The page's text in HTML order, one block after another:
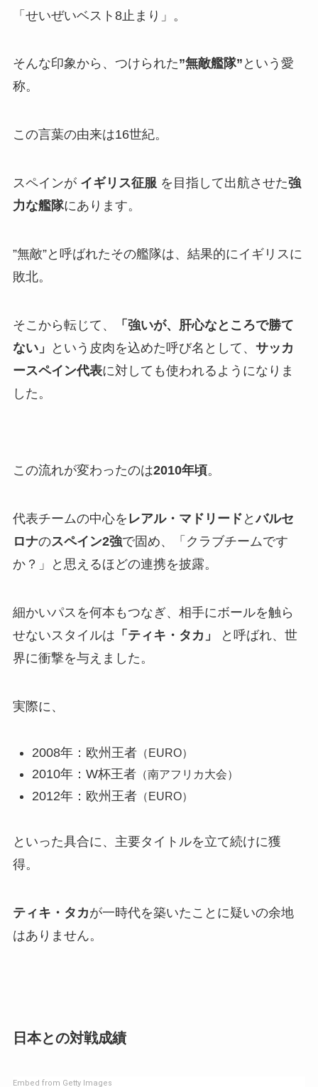
「せいぜいベスト8止まり」。
そんな印象から、つけられた”無敵艦隊” という愛
称。
この言葉の由来は16世紀。
スペインが イギリス征服を目指して出航させた強
力な艦隊にあります。
”無敵”と呼ばれたその艦隊は、結果的にイギリスに
敗北。
そこから転じて、
「強いが、肝心なところで勝て
ない」
という皮肉を込めた呼び名として、 サッカ
ースペイン代表に対しても使われるようになりま
した。
この流れが変わったのは2010年頃。
代表チームの中心を レアル・マドリード とバルセ
ロナのスペイン2強で固め、「クラブチームです
か？」と思えるほどの連携を披露。
細かいパスを何本もつなぎ、相手にボールを触ら
せないスタイルは 「ティキ・タカ」
と呼ばれ、世
界に衝撃を与えました。
実際に、
2008年：欧州王者（EURO）
2010年：W杯王者（南アフリカ大会）
2012年：欧州王者（EURO）
といった具合に、主要タイトルを立て続けに獲
得。
ティキ・タカが一時代を築いたことに疑いの余地
はありません。
日本との対戦成績
Embed from Getty Images